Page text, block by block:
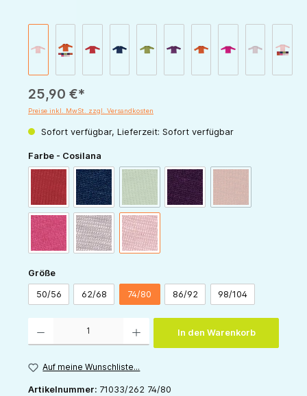
25,90 €*
Preise inkl. MwSt. zzgl. Versandkosten
Sofort verfügbar, Lieferzeit: Sofort verfügbar
Farbe - Cosilana
marine (Diese Option ist zurzeit nicht verfügbar.)
pflaume
pink grau rose
Größeauswählen
50/56 62/68 74/80 86/92 98/104
In den Warenkorb
Auf meine Wunschliste...
Artikelnummer: 71033/262 74/80